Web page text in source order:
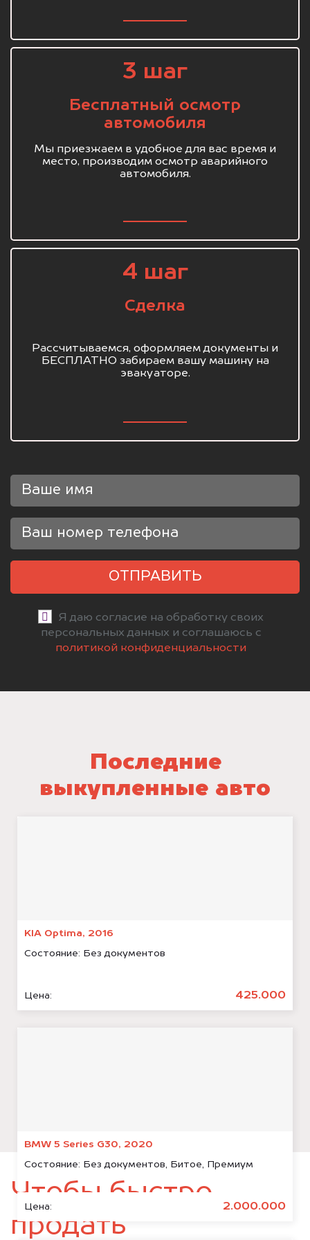
3 шаг
Бесплатный осмотр
автомобиля
Мы приезжаем в удобное для вас время и
место, производим осмотр аварийного
автомобиля.
4 шаг
Сделка
Рассчитываемся, оформляем документы и
БЕСПЛАТНО забираем вашу машину на
эвакуаторе.
ОТПРАВИТЬ
Я даю согласие на обработку своих
персональных данных и соглашаюсь с
политикой конфиденциальности
Последние
выкупленные авто
KIA Optima, 2016
Состояние: Без документов
Цена: 425.000
BMW 5 Series G30, 2020
Состояние: Без документов, Битое, Премиум
Цена: 2.000.000
Чтобы быстро
продать